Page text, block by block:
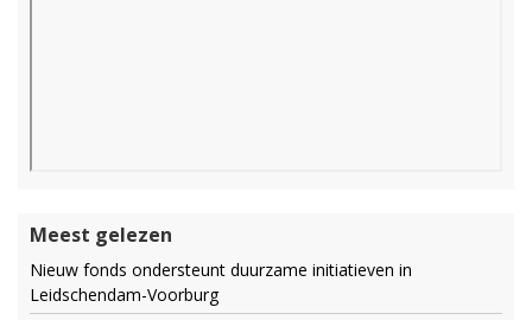
Meest gelezen
Nieuw fonds ondersteunt duurzame initiatieven in
Leidschendam-Voorburg